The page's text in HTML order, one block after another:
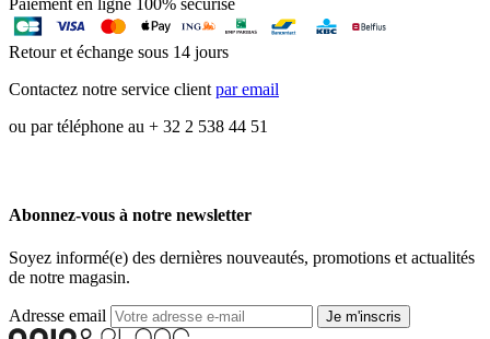
Paiement en ligne 100% sécurisé
Retour et échange sous 14 jours
Contactez notre service clientpar email
ou par téléphone au + 32 2 538 44 51
Abonnez-vous à notre newsletter
Soyez informé(e) des dernières nouveautés, promotions et actualités
de notre magasin.
Adresse email Je m'inscris